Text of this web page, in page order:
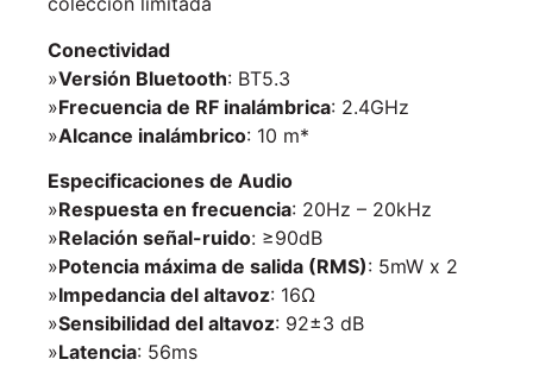
Conectividad
»Versión Bluetooth: BT5.3
»Frecuencia de RF inalámbrica: 2.4GHz
»Alcance inalámbrico: 10 m*
Especificaciones de Audio
»Respuesta en frecuencia: 20Hz – 20kHz
»Relación señal-ruido: ≥90dB
»Potencia máxima de salida (RMS): 5mW x 2
»Impedancia del altavoz: 16Ω
»Sensibilidad del altavoz: 92±3 dB
»Latencia: 56ms